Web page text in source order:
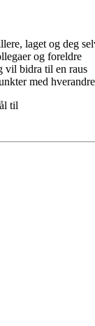
laget og deg
og foreldre
vil bidra til en raus
med hverandre
til